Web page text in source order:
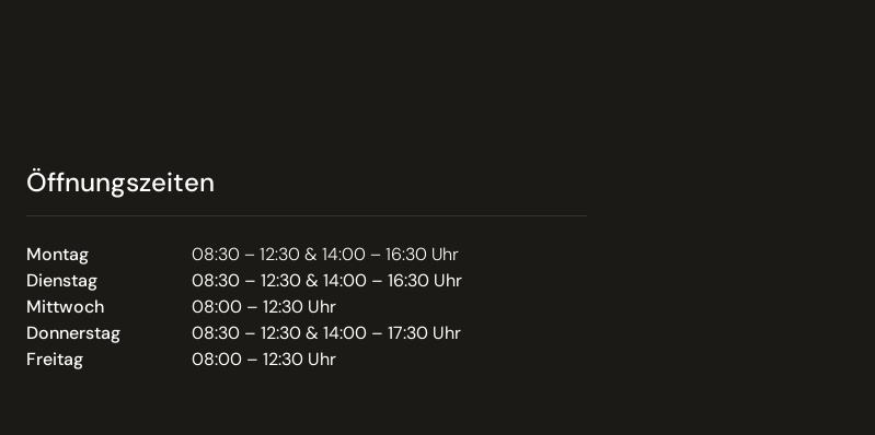
Öffnungszeiten
Montag
08:30 – 12:30 & 14:00 – 16:30 Uhr
Dienstag
08:30 – 12:30 & 14:00 – 16:30 Uhr
Mittwoch
08:00 – 12:30 Uhr
Donnerstag
08:30 – 12:30 & 14:00 – 17:30 Uhr
Freitag
08:00 – 12:30 Uhr